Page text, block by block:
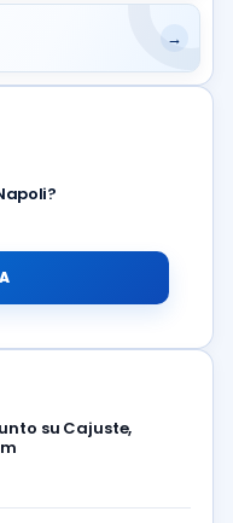
→
su Cajuste,